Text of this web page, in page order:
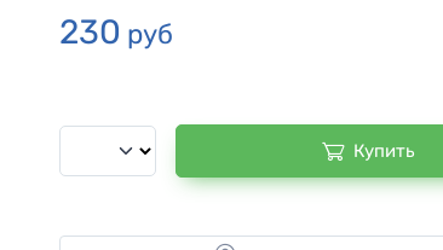
230 руб
Купить